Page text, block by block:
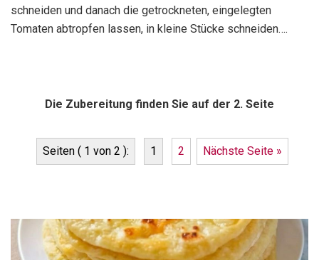
schneiden und danach die getrockneten, eingelegten
Tomaten abtropfen lassen, in kleine Stücke schneiden….
Die Zubereitung finden Sie auf der 2. Seite
Seiten ( 1 von 2 ): 1 2 Nächste Seite »